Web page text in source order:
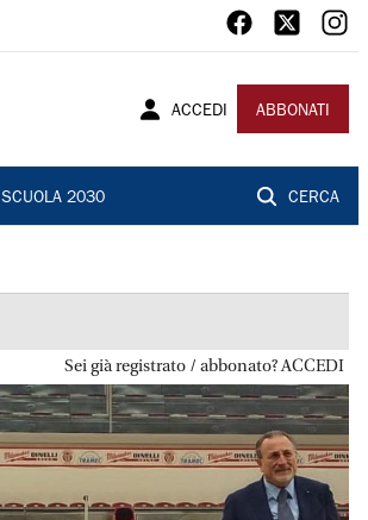
ACCEDI ABBONATI
SCUOLA 2030 CERCA
Sei già registrato / abbonato? ACCEDI